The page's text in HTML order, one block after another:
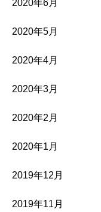
2020年6月
2020年5月
2020年4月
2020年3月
2020年2月
2020年1月
2019年12月
2019年11月